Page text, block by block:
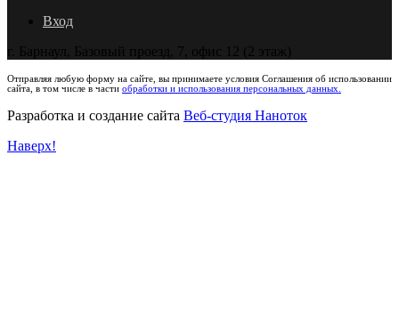
Вход
г. Барнаул, Базовый проезд, 7, офис 12 (2 этаж)
Отправляя любую форму на сайте, вы принимаете условия Соглашения об использовании
сайта, в том числе в части обработки и использования персональных данных.
Разработка и создание сайта Веб-студия Наноток
Наверх!